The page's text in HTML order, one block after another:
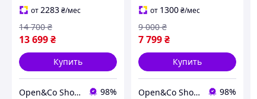
Комплект HARD со
штангой 128 кг
от2283₴/мес
13 699₴
14 700 ₴
Купить
Open&Co Shop l Товары с Европы 98%
от 1300₴/мес
7 799₴
9 000 ₴
Купить
Open&Co Shop l Товары с Европы 98%